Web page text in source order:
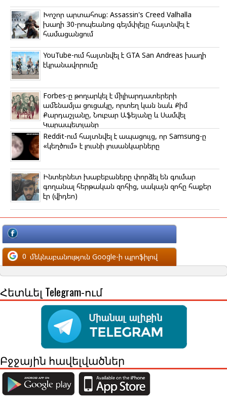
Խոշոր արտահոսք: Assassin's Creed Valhalla
խաղի 30-րոպեանոց գեյմփլեյը հայտնվել է
համացանցում
YouTube-ում հայտնվել է GTA San Andreas խաղի
էկրանավորումը
Forbes-ը թողարկել է միլիարդատերերի
ամենամյա ցուցակը, որտեղ կան նաև Քիմ
Քարդաշյանը, Նուբար Աֆեյանը և Սամվել
Կարապետյանը
Reddit-ում հայտնվել է ապացույց, որ Samsung-ը
«կեղծում» է լուսնի լուսանկարները
Ինտերնետ խաբեբաները փորձել են գումար
գողանալ հերթական զոհից, սակայն զոհը հաքեր
էր (վիդեո)
մեկնաբանություն Facebook-ի պրոֆիլով
0 մեկնաբանություն Google-ի պրոֆիլով
Հետևել Telegram-ում
Բջջային հավելվածներ